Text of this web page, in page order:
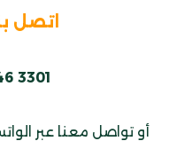
اتصل
3301
أو تواصل معنا عبر